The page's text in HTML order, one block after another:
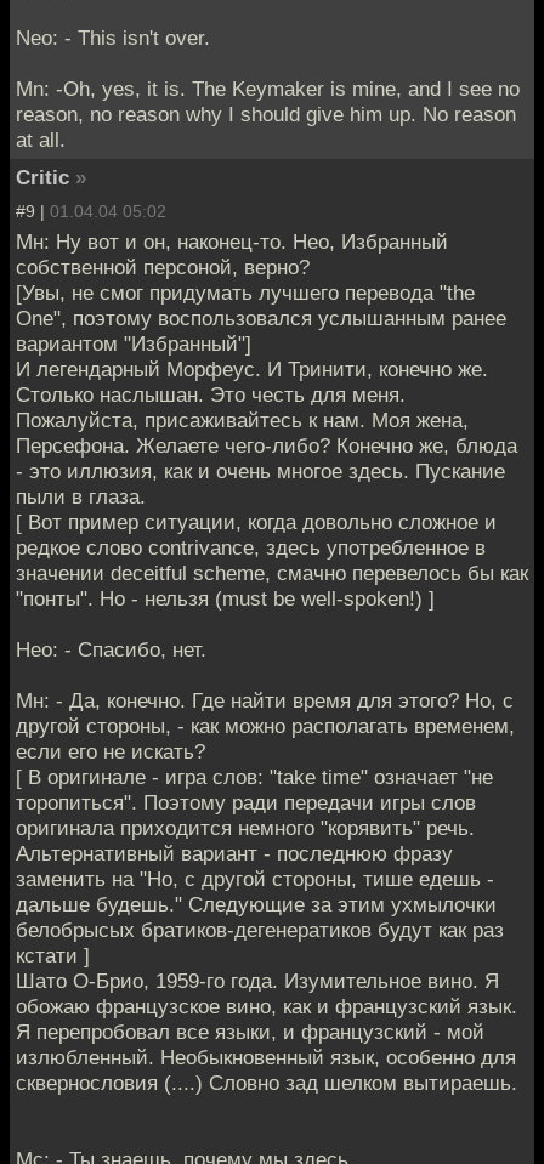
Neo: - This isn't over.
Mn: -Oh, yes, it is. The Keymaker is mine, and I see no
reason, no reason why I should give him up. No reason
at all.
Critic »
#9 | 01.04.04 05:02
Мн: Ну вот и он, наконец-то. Нео, Избранный
собственной персоной, верно?
[Увы, не смог придумать лучшего перевода "the
One", поэтому воспользовался услышанным ранее
вариантом "Избранный"]
И легендарный Морфеус. И Тринити, конечно же.
Столько наслышан. Это честь для меня.
Пожалуйста, присаживайтесь к нам. Моя жена,
Персефона. Желаете чего-либо? Конечно же, блюда
- это иллюзия, как и очень многое здесь. Пускание
пыли в глаза.
[ Вот пример ситуации, когда довольно сложное и
редкое слово contrivance, здесь употребленное в
значении deceitful scheme, смачно перевелось бы как
"понты". Но - нельзя (must be well-spoken!) ]
Нео: - Спасибо, нет.
Мн: - Да, конечно. Где найти время для этого? Но, с
другой стороны, - как можно располагать временем,
если его не искать?
[ В оригинале - игра слов: "take time" означает "не
торопиться". Поэтому ради передачи игры слов
оригинала приходится немного "корявить" речь.
Альтернативный вариант - последнюю фразу
заменить на "Но, с другой стороны, тише едешь -
дальше будешь." Следующие за этим ухмылочки
белобрысых братиков-дегенератиков будут как раз
кстати ]
Шато О-Брио, 1959-го года. Изумительное вино. Я
обожаю французское вино, как и французский язык.
Я перепробовал все языки, и французский - мой
излюбленный. Необыкновенный язык, особенно для
сквернословия (....) Словно зад шелком вытираешь.
Мс: - Ты знаешь, почему мы здесь.